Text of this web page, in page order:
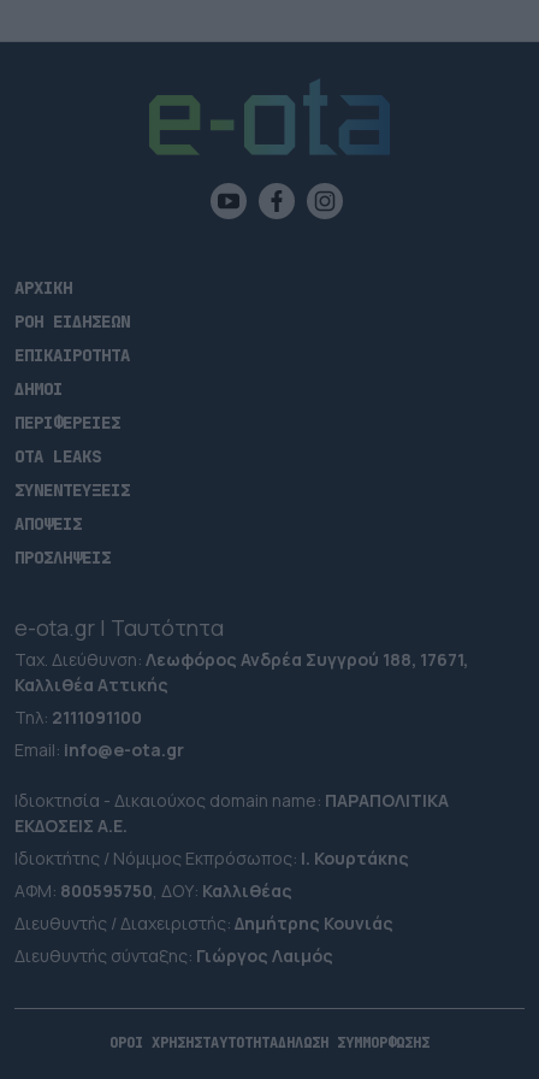
αναγκών σε τρόφιμα και είδη πρώτης […]
ΑΡΧΙΚΗ
ΡΟΗ ΕΙΔΗΣΕΩΝ
ΕΠΙΚΑΙΡΟΤΗΤΑ
ΔΗΜΟΙ
ΠΕΡΙΦΕΡΕΙΕΣ
OTA LEAKS
ΣΥΝΕΝΤΕΥΞΕΙΣ
ΑΠΟΨΕΙΣ
ΠΡΟΣΛΗΨΕΙΣ
e-ota.gr | Ταυτότητα
Ταχ. Διεύθυνση: Λεωφόρος Ανδρέα Συγγρού 188, 17671,
Καλλιθέα Αττικής
Τηλ: 2111091100
Εmail: info@e-ota.gr
Ιδιοκτησία - Δικαιούχος domain name: ΠΑΡΑΠΟΛΙΤΙΚΑ
ΕΚΔΟΣΕΙΣ A.E.
Ιδιοκτήτης / Νόμιμος Εκπρόσωπος: Ι. Κουρτάκης
ΑΦΜ: 800595750, ΔΟΥ: Καλλιθέας
Διευθυντής / Διαχειριστής: Δημήτρης Κουνιάς
Διευθυντής σύνταξης: Γιώργος Λαιμός
ΟΡΟΙ ΧΡΗΣΗΣΤΑΥΤΟΤΗΤΑΔΗΛΩΣΗ ΣΥΜΜΟΡΦΩΣΗΣ